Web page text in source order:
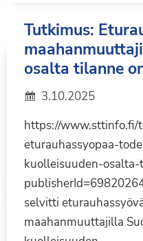
Tutkimus:
osalta tilanne
3.10.2025
https://
eturauhassyopaa-
kuolleisuuden-
selvitti
maahanmuuttajilla